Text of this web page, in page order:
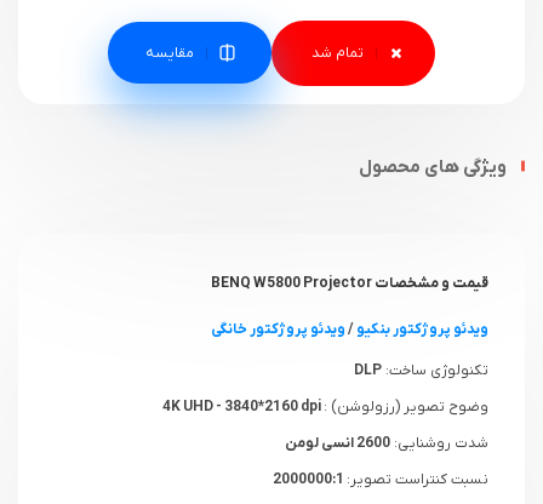
مقایسه
ویژگی های محصول
قیمت و مشخصات BENQ W5800 Projector
ویدئو پروژکتور بنکیو/ویدئو پروژکتور خانگی
تکنولوژی ساخت: DLP
وضوح تصویر (رزولوشن) :
شدت روشنایی: 2600 انسی لومن
نسبت کنتراست تصویر: